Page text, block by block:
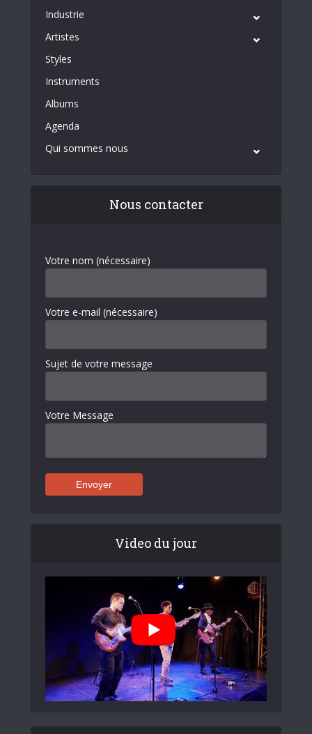
Industrie
Artistes
Styles
Instruments
Albums
Agenda
Qui sommes nous
Nous contacter
Votre nom (nécessaire)
Votre e-mail (nécessaire)
Sujet de votre message
Votre Message
Video du jour